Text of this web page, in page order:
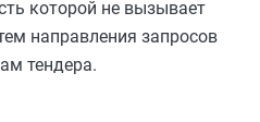
которой не вызывает
направления запросов
тендера.